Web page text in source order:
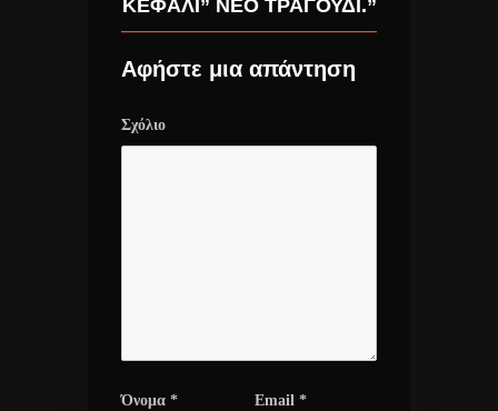
ΚΕΦΆΛΙ” ΝΈΟ ΤΡΑΓΟΎΔΙ.”
Αφήστε μια απάντηση
Σχόλιο
Όνομα * Email *